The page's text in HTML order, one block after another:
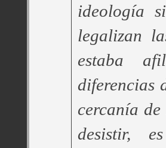
ideología
legalizan
estaba
diferencias
cercanía
desistir,